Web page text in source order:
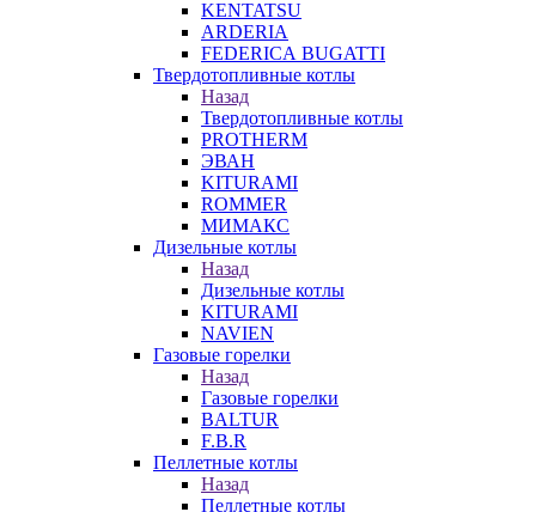
KENTATSU
ARDERIA
FEDERICА BUGATTI
Твердотопливные котлы
Назад
Твердотопливные котлы
PROTHERM
ЭВАН
KITURAMI
ROMMER
МИМАКС
Дизельные котлы
Назад
Дизельные котлы
KITURAMI
NAVIEN
Газовые горелки
Назад
Газовые горелки
BALTUR
F.B.R
Пеллетные котлы
Назад
Пеллетные котлы